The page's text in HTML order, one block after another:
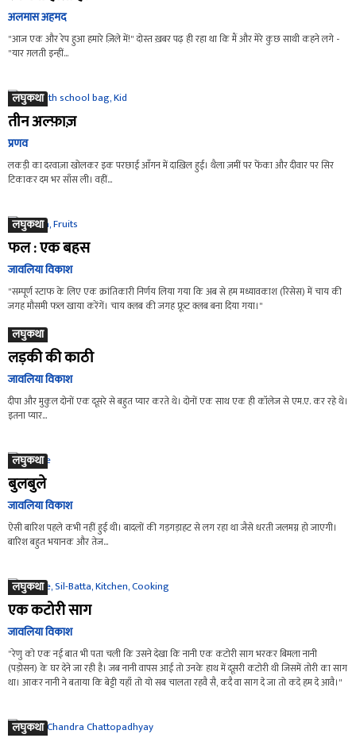
अलमास अहमद
"आज एक और रेप हुआ हमारे ज़िले में!" दोस्त ख़बर पढ़ ही रहा था कि मैं और मेरे कुछ साथी कहने लगे -
"यार ग़लती इन्हीं...
लघुकथा
तीन अल्फ़ाज़
प्रणव
लकड़ी का दरवाज़ा खोलकर इक परछाई आँगन में दाख़िल हुई। थैला ज़मीं पर फेंका और दीवार पर सिर
टिकाकर दम भर साँस ली। वहीं...
लघुकथा
फल : एक बहस
जावलिया विकाश
"सम्पूर्ण स्टाफ के लिए एक क्रांतिकारी निर्णय लिया गया कि अब से हम मध्यावकाश (रिसेस) में चाय की
जगह मौसमी फल खाया करेंगें। चाय क्लब की जगह फ्रूट क्लब बना दिया गया।"
लघुकथा
लड़की की काठी
जावलिया विकाश
दीपा और मुकुल दोनों एक दूसरे से बहुत प्यार करते थे। दोनों एक साथ एक ही कॉलेज से एम.ए. कर रहे थे।
इतना प्यार...
लघुकथा
बुलबुले
जावलिया विकाश
ऐसी बारिश पहले कभी नहीं हुई थी। बादलों की गड़गड़ाहट से लग रहा था जैसे धरती जलमग्न हो जाएगी।
बारिश बहुत भयानक और तेज...
लघुकथा
एक कटोरी साग
जावलिया विकाश
"रेणु को एक नई बात भी पता चली कि उसने देखा कि नानी एक कटोरी साग भरकर बिमला नानी
(पड़ोसन) के घर देने जा रही है। जब नानी वापस आई तो उनके हाथ में दूसरी कटोरी थी जिसमें तोरी का साग
था। आकर नानी ने बताया कि बेट्टी यहाँ तो यो सब चालता रहवै सै, कदै वा साग दे जा तो कदे हम दे आवै।"
लघुकथा